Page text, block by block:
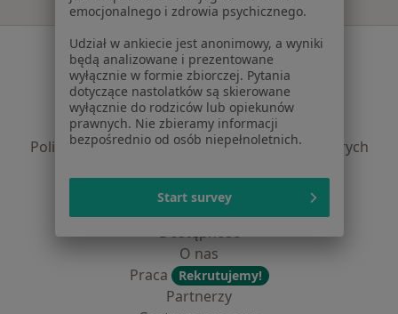
Serwis
Regulamin
Polityka prywatności pacjentów
Polityka prywatności profesjonalistów
Polityka prywatności dla profesjonalistów, których
Polityka cookies
Jak działają wyniki wyszukiwania
Dostępność
O nas
Praca
Rekrutujemy!
Partnerzy
emocjonalnego i zdrowia psychicznego.
Udział w ankiecie jest anonimowy, a wyniki
będą analizowane i prezentowane
wyłącznie w formie zbiorczej. Pytania
dotyczące nastolatków są skierowane
wyłącznie do rodziców lub opiekunów
prawnych. Nie zbieramy informacji
bezpośrednio od osób niepełnoletnich.
Start survey